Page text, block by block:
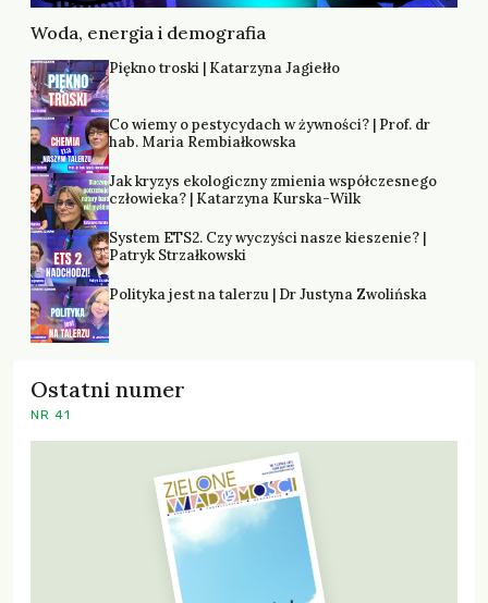
Woda, energia i demografia
Piękno troski | Katarzyna Jagiełło
Co wiemy o pestycydach w żywności? | Prof. dr
hab. Maria Rembiałkowska
Jak kryzys ekologiczny zmienia współczesnego
człowieka? | Katarzyna Kurska-Wilk
System ETS2. Czy wyczyści nasze kieszenie? |
Patryk Strzałkowski
Polityka jest na talerzu | Dr Justyna Zwolińska
Ostatni numer
NR 41